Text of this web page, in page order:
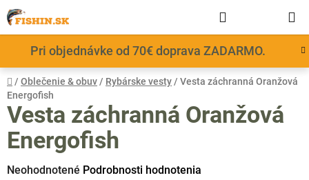
Prejsť
na
obsah
Pri objednávke od 70€ doprava ZADARMO.
KOŠÍK
Domov
/ Oblečenie & obuv / Rybárske vesty / Vesta záchranná Oranžová
Energofish
Vesta záchranná Oranžová
Energofish
Priemerné
Neohodnotené Podrobnosti hodnotenia